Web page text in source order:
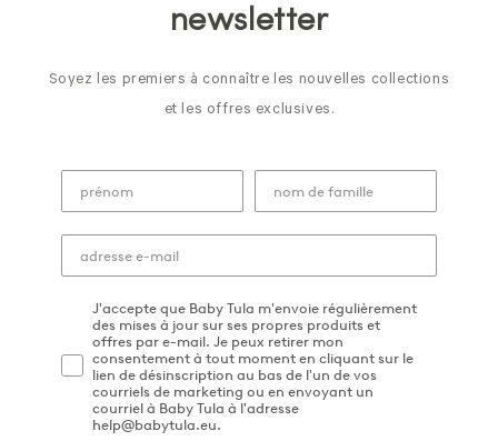
newsletter
Soyez les premiers à connaître les nouvelles collections
et les offres exclusives.
J'accepte que Baby Tula m'envoie régulièrement
des mises à jour sur ses propres produits et
offres par e-mail. Je peux retirer mon
consentement à tout moment en cliquant sur le
lien de désinscription au bas de l'un de vos
courriels de marketing ou en envoyant un
courriel à Baby Tula à l'adresse
help@babytula.eu.